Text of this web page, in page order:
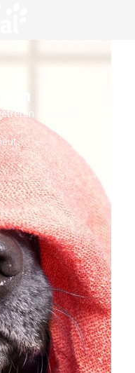
– wir sind